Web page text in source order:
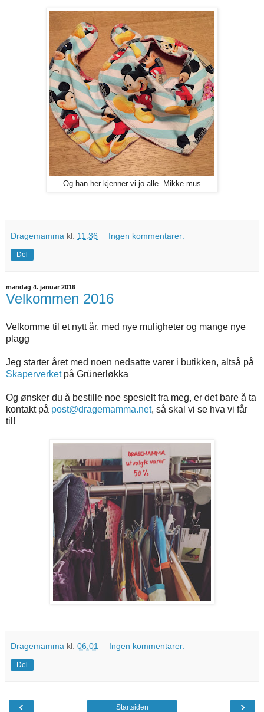
Og han her kjenner vi jo alle. Mikke mus
Dragemamma kl. 11:36 Ingen kommentarer:
Del
mandag 4. januar 2016
Velkommen 2016
Velkomme til et nytt år, med nye muligheter og mange nye
plagg
Jeg starter året med noen nedsatte varer i butikken, altså på
Skaperverket på Grünerløkka
Og ønsker du å bestille noe spesielt fra meg, er det bare å ta
kontakt på post@dragemamma.net, så skal vi se hva vi får
til!
Dragemamma kl. 06:01 Ingen kommentarer:
Del
‹ ›
Startsiden